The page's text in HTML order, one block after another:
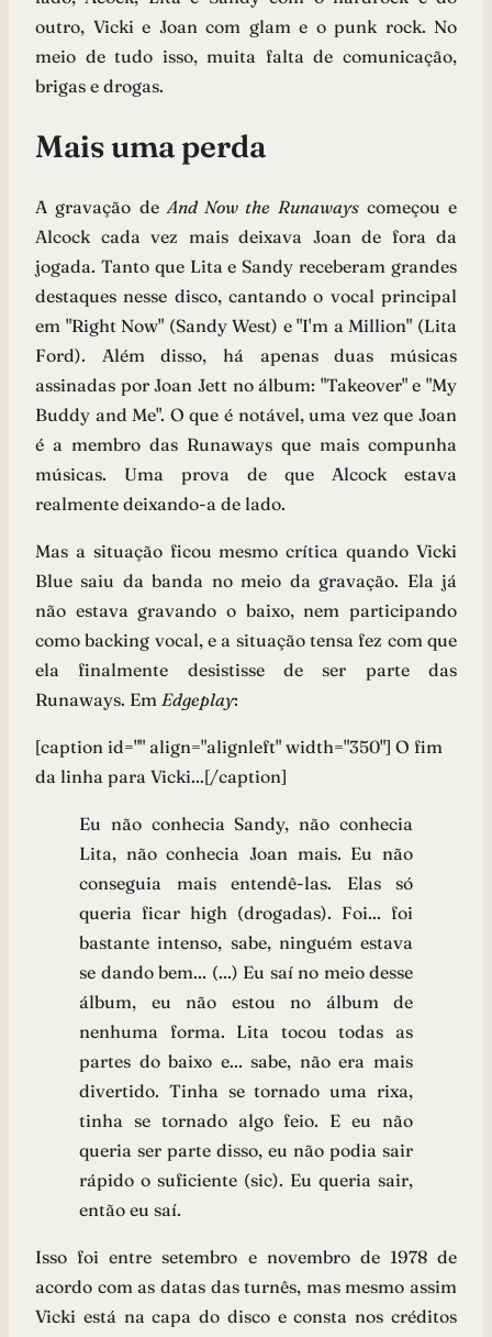
outro, Vicki e Joan com glam e o punk rock. No
meio de tudo isso, muita falta de comunicação,
brigas e drogas.
Mais uma perda
A gravação deAnd Now the Runawayscomeçou e
Alcock cada vez mais deixava Joan de fora da
jogada. Tanto que Lita e Sandy receberam grandes
destaques nesse disco, cantando o vocal principal
em "Right Now" (Sandy West) e "I'm a Million" (Lita
Ford). Além disso, há apenas duas músicas
assinadas por Joan Jett no álbum: "Takeover" e "My
Buddy and Me". O que é notável, uma vez que Joan
é a membro das Runaways que mais compunha
músicas. Uma prova de que Alcock estava
realmente deixando-a de lado.
Mas a situação ficou mesmo crítica quando Vicki
Blue saiu da banda no meio da gravação. Ela já
não estava gravando o baixo, nem participando
como backing vocal, e a situação tensa fez com que
ela finalmente desistisse de ser parte das
Runaways. Em Edgeplay:
[caption id="" align="alignleft" width="350"] O fim
da linha para Vicki...[/caption]
Eu não conhecia Sandy, não conhecia
Lita, não conhecia Joan mais. Eu não
conseguia mais entendê-las. Elas só
queria ficar high (drogadas). Foi... foi
bastante intenso, sabe, ninguém estava
se dando bem... (...) Eu saí no meio desse
álbum, eu não estou no álbum de
nenhuma forma. Lita tocou todas as
partes do baixo e... sabe, não era mais
divertido. Tinha se tornado uma rixa,
tinha se tornado algo feio. E eu não
queria ser parte disso, eu não podia sair
rápido o suficiente (sic). Eu queria sair,
então eu saí.
Isso foi entre setembro e novembro de 1978 de
acordo com as datas das turnês, mas mesmo assim
Vicki está na capa do disco e consta nos créditos